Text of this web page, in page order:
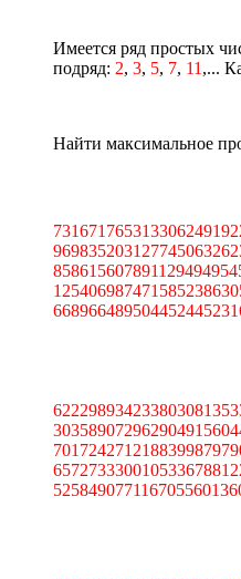
Имеется ряд простых
подряд: 2, 3, 5, 7, 11 ,...
Найти максимальное